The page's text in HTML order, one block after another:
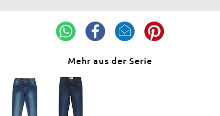
Mehr aus der Serie